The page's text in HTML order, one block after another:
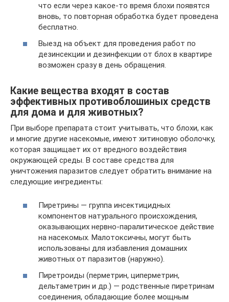
что если через какое-то время блохи появятся
вновь, то повторная обработка будет проведена
бесплатно.
Выезд на объект для проведения работ по
дезинсекции и дезинфекции от блох в квартире
возможен сразу в день обращения.
Какие вещества входят в состав
эффективных противоблошиных средств
для дома и для животных?
При выборе препарата стоит учитывать, что блохи, как
и многие другие насекомые, имеют хитиновую оболочку,
которая защищает их от вредного воздействия
окружающей среды. В составе средства для
уничтожения паразитов следует обратить внимание на
следующие ингредиенты:
Пиретрины — группа инсектицидных
компонентов натурального происхождения,
оказывающих нервно-паралитическое действие
на насекомых. Малотоксичны, могут быть
использованы для избавления домашних
животных от паразитов (наружно).
Пиретроиды (перметрин, циперметрин,
дельтаметрин и др.) — родственные пиретринам
соединения, обладающие более мощным